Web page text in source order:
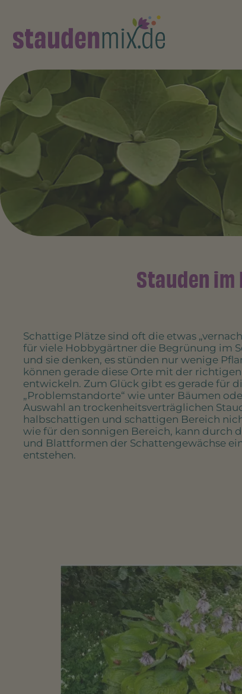
Stauden
Schattige Plätze sind oft die etwas
für viele Hobbygärtner die Begrünung im
und sie denken, es stünden nur wenige
können gerade diese Orte mit der
entwickeln. Zum Glück gibt es gerade für
„Problemstandorte“ wie unter Bäumen
Auswahl an trockenheitsverträglichen
halbschattigen und schattigen Bereich
wie für den sonnigen Bereich, kann durch
und Blattformen der Schattengewächse
entstehen.